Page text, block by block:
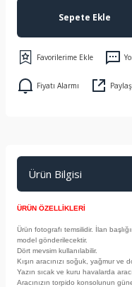
Sepete Ekle
Fiyatı Alarmı Paylaş
Ürün Bilgisi
ÜRÜN ÖZELLİKLERİ
Ürün fotografı temsilidir. İlan
model gönderilecektir.
Dört mevsim kullanılabilir.
Kışın aracınızı soğuk, yağmur ve
Yazın sıcak ve kuru havalarda
Aracınızın torpido konsolunun